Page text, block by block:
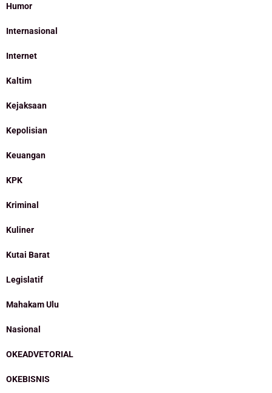
Humor
Internasional
Internet
Kaltim
Kejaksaan
Kepolisian
Keuangan
KPK
Kriminal
Kuliner
Kutai Barat
Legislatif
Mahakam Ulu
Nasional
OKEADVETORIAL
OKEBISNIS